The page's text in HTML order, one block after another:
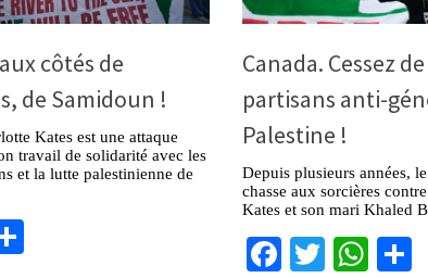
côtés de
de Samidoun !
Kates est une attaque
travail de solidarité avec les
et la lutte palestinienne de
Canada. Cessez
partisans anti-
Palestine !
Depuis plusieurs années,
chasse aux sorcières
Kates et son mari Khaled
Facebook
Twitter